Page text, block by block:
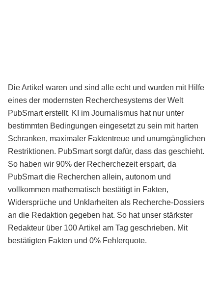
Die Artikel waren und sind alle echt und wurden mit Hilfe
eines der modernsten Recherchesystems der Welt
PubSmart erstellt. KI im Journalismus hat nur unter
bestimmten Bedingungen eingesetzt zu sein mit harten
Schranken, maximaler Faktentreue und unumgänglichen
Restriktionen. PubSmart sorgt dafür, dass das geschieht.
So haben wir 90% der Recherchezeit erspart, da
PubSmart die Recherchen allein, autonom und
vollkommen mathematisch bestätigt in Fakten,
Widersprüche und Unklarheiten als Recherche-Dossiers
an die Redaktion gegeben hat. So hat unser stärkster
Redakteur über 100 Artikel am Tag geschrieben. Mit
bestätigten Fakten und 0% Fehlerquote.